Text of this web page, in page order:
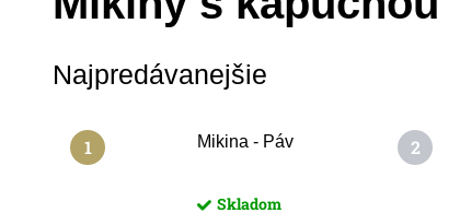
Najpredávanejšie
Mikina - Páv
Skladom